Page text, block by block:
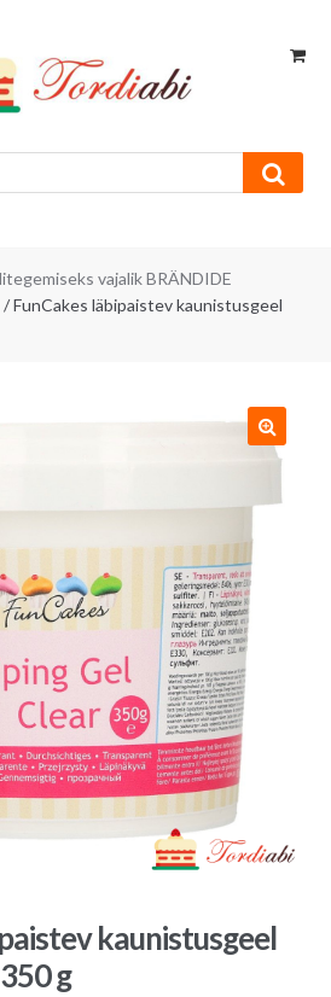
vajalik BRÄNDIDE
/ FunCakes läbipaistev kaunistusgeel
kaunistusgeel
g